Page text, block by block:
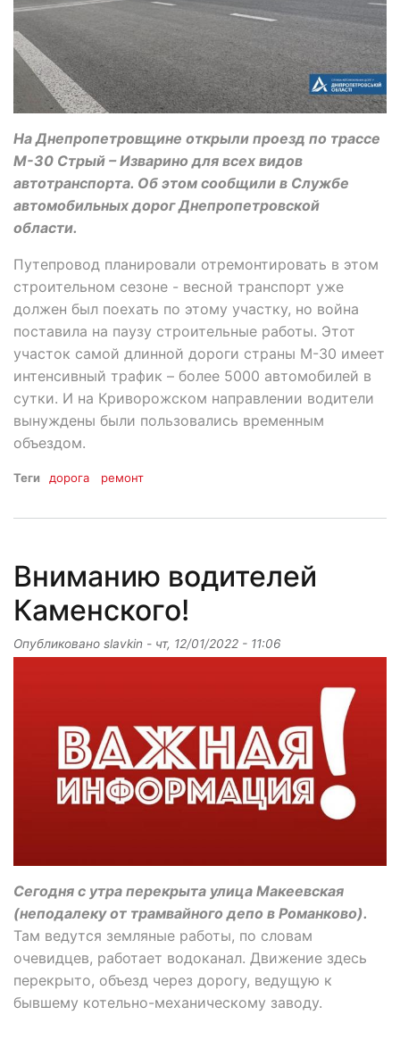
На Днепропетровщине открыли проезд по трассе
М-30 Стрый – Изварино для всех видов
автотранспорта. Об этом сообщили в Службе
автомобильных дорог Днепропетровской
области.
Путепровод планировали отремонтировать в этом
строительном сезоне - весной транспорт уже
должен был поехать по этому участку, но война
поставила на паузу строительные работы. Этот
участок самой длинной дороги страны М-30 имеет
интенсивный трафик – более 5000 автомобилей в
сутки. И на Криворожском направлении водители
вынуждены были пользовались временным
объездом.
Теги дорога ремонт
Вниманию водителей
Каменского!
Опубликовано slavkin - чт, 12/01/2022 - 11:06
Сегодня с утра перекрыта улица Макеевская
(неподалеку от трамвайного депо в Романково).
Там ведутся земляные работы, по словам
очевидцев, работает водоканал. Движение здесь
перекрыто, объезд через дорогу, ведущую к
бывшему котельно-механическому заводу.